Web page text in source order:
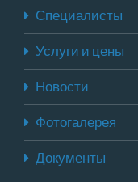
Специалисты
Услуги и цены
Новости
Фотогалерея
Документы